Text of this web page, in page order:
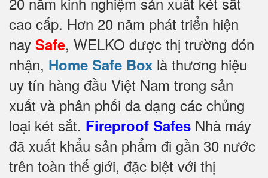
cao cấp. Hơn 20 năm phát triển hiện
nay Safe, WELKO được thị trường đón
nhận, Home Safe Box là thương hiệu
uy tín hàng đầu Việt Nam trong sản
xuất và phân phối đa dạng các chủng
loại két sắt. Fireproof Safes Nhà máy
đã xuất khẩu sản phẩm đi gần 30 nước
trên toàn thế giới, đặc biệt với thị